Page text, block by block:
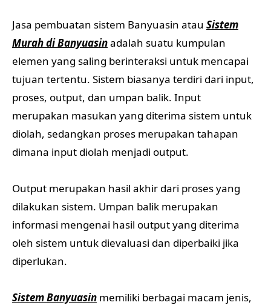
Jasa pembuatan sistem Banyuasin atau Sistem
Murah di Banyuasinadalah suatu kumpulan
elemen yang saling berinteraksi untuk mencapai
tujuan tertentu. Sistem biasanya terdiri dari input,
proses, output, dan umpan balik. Input
merupakan masukan yang diterima sistem untuk
diolah, sedangkan proses merupakan tahapan
dimana input diolah menjadi output.
Output merupakan hasil akhir dari proses yang
dilakukan sistem. Umpan balik merupakan
informasi mengenai hasil output yang diterima
oleh sistem untuk dievaluasi dan diperbaiki jika
diperlukan.
Sistem Banyuasin memiliki berbagai macam jenis,